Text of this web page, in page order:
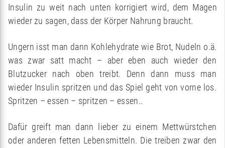
Insulin zu weit nach unten korrigiert wird, dem Magen
wieder zu sagen, dass der Körper Nahrung braucht.
Ungern isst man dann Kohlehydrate wie Brot, Nudeln o.ä.
was zwar satt macht – aber eben auch wieder den
Blutzucker nach oben treibt. Denn dann muss man
wieder Insulin spritzen und das Spiel geht von vorne los.
Spritzen – essen – spritzen – essen..
Dafür greift man dann lieber zu einem Mettwürstchen
oder anderen fetten Lebensmitteln. Die treiben zwar den